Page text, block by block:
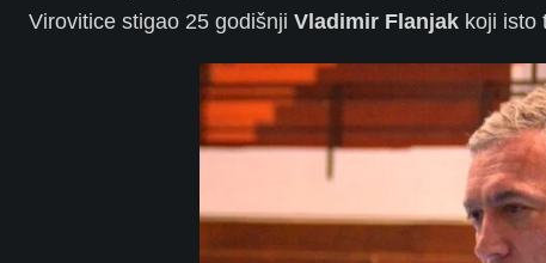
Virovitice stigao 25 godišnji Vladimir Flanjak koji isto